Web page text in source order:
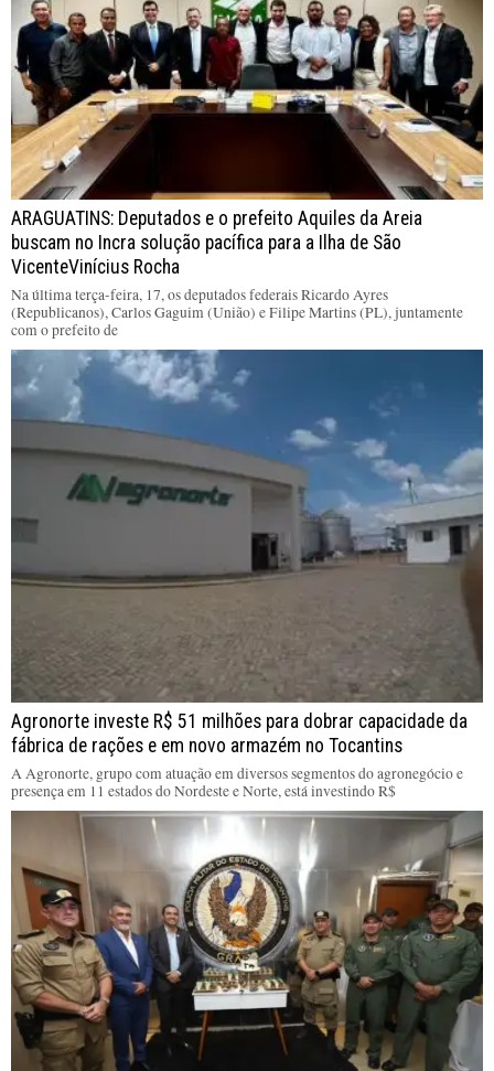
ARAGUATINS: Deputados e o prefeito Aquiles da Areia
buscam no Incra solução pacífica para a Ilha de São
VicenteVinícius Rocha
Na última terça-feira, 17, os deputados federais Ricardo Ayres
(Republicanos), Carlos Gaguim (União) e Filipe Martins (PL), juntamente
com o prefeito de
Agronorte investe R$ 51 milhões para dobrar capacidade da
fábrica de rações e em novo armazém no Tocantins
A Agronorte, grupo com atuação em diversos segmentos do agronegócio e
presença em 11 estados do Nordeste e Norte, está investindo R$